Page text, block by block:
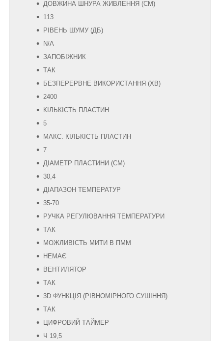
ДОВЖИНА ШНУРА ЖИВЛЕННЯ (СМ)
113
РІВЕНЬ ШУМУ (ДБ)
N/A
ЗАПОБІЖНИК
ТАК
БЕЗПЕРЕРВНЕ ВИКОРИСТАННЯ (ХВ)
2400
КІЛЬКІСТЬ ПЛАСТИН
5
МАКС. КІЛЬКІСТЬ ПЛАСТИН
7
ДІАМЕТР ПЛАСТИНИ (СМ)
30,4
ДІАПАЗОН ТЕМПЕРАТУР
35-70
РУЧКА РЕГУЛЮВАННЯ ТЕМПЕРАТУРИ
ТАК
МОЖЛИВІСТЬ МИТИ В ПММ
НЕМАЄ
ВЕНТИЛЯТОР
ТАК
3D ФУНКЦІЯ (РІВНОМІРНОГО СУШІННЯ)
ТАК
ЦИФРОВИЙ ТАЙМЕР
Ч 19,5